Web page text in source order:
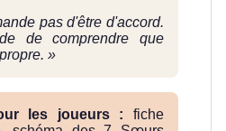
pas d'être d'accord.
de comprendre que
»
les joueurs : fiche